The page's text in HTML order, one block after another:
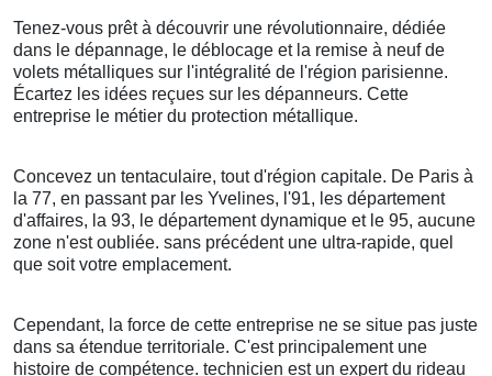
Tenez-vous prêt à découvrir une révolutionnaire, dédiée
dans le dépannage, le déblocage et la remise à neuf de
volets métalliques sur l'intégralité de l'région parisienne.
Écartez les idées reçues sur les dépanneurs. Cette
entreprise le métier du protection métallique.
Concevez un tentaculaire, tout d'région capitale. De Paris à
la 77, en passant par les Yvelines, l'91, les département
d'affaires, la 93, le département dynamique et le 95, aucune
zone n'est oubliée. sans précédent une ultra-rapide, quel
que soit votre emplacement.
Cependant, la force de cette entreprise ne se situe pas juste
dans sa étendue territoriale. C'est principalement une
histoire de compétence. technicien est un expert du rideau